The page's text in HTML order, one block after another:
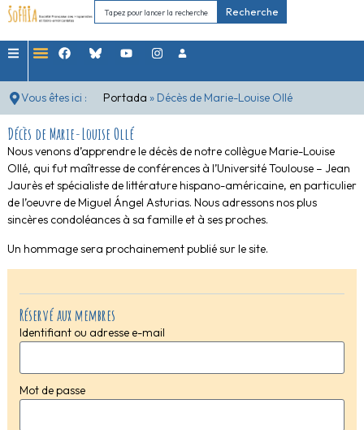
Recherche
Vous êtes ici : Portada » Décès de Marie-Louise Ollé
Réservé aux membres
Identifiant ou adresse e-mail
Mot de passe
Décès de Marie-Louise Ollé
Nous venons d’apprendre le décès de notre collègue Marie-Louise
Ollé, qui fut maîtresse de conférences à l’Université Toulouse – Jean
Jaurès et spécialiste de littérature hispano-américaine, en particulier
de l’oeuvre de Miguel Ángel Asturias. Nous adressons nos plus
sincères condoléances à sa famille et à ses proches.
Un hommage sera prochainement publié sur le site.